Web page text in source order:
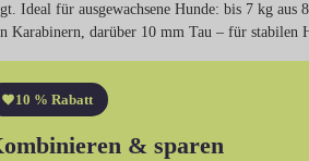
Ideal für ausgewachsene Hunde: bis 7 kg aus
Karabinern, darüber 10 mm Tau – für stabilen
10 % Rabatt
& sparen